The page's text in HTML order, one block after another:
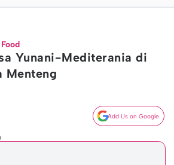
Food
Yunani-Mediterania di
Menteng
Add Us on Google